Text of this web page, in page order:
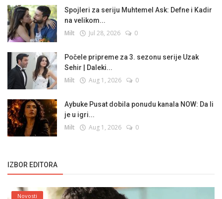
Spojleri za seriju Muhtemel Ask: Defne i Kadir
na velikom...
Milt Jul 28, 2026 0
Počele pripreme za 3. sezonu serije Uzak
Sehir | Daleki...
Milt Aug 1, 2026 0
Aybuke Pusat dobila ponudu kanala NOW: Da li
je u igri...
Milt Aug 1, 2026 0
IZBOR EDITORA
Novosti